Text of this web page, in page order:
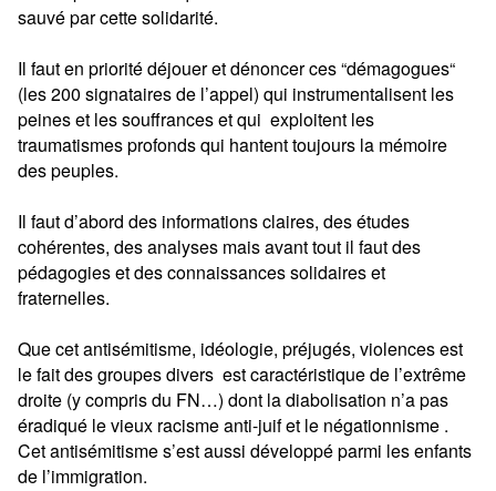
sauvé par cette solidarité.
Il faut en priorité déjouer et dénoncer ces “démagogues“
(les 200 signataires de l’appel) qui instrumentalisent les
peines et les souffrances et qui exploitent les
traumatismes profonds qui hantent toujours la mémoire
des peuples.
Il faut d’abord des informations claires, des études
cohérentes, des analyses mais avant tout il faut des
pédagogies et des connaissances solidaires et
fraternelles.
Que cet antisémitisme, idéologie, préjugés, violences est
le fait des groupes divers est caractéristique de l’extrême
droite (y compris du FN…) dont la diabolisation n’a pas
éradiqué le vieux racisme anti-juif et le négationnisme .
Cet antisémitisme s’est aussi développé parmi les enfants
de l’immigration.